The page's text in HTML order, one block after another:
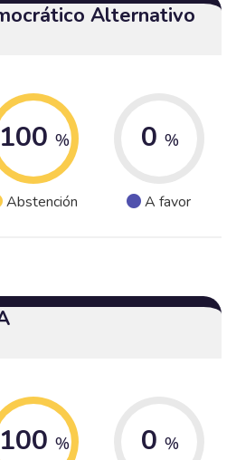
Alternativo
%
Abstención
0 %
A favor
% 0 %